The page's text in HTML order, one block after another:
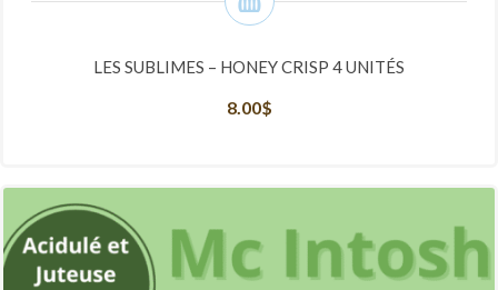
LES SUBLIMES – HONEY CRISP 4 UNITÉS
8.00$